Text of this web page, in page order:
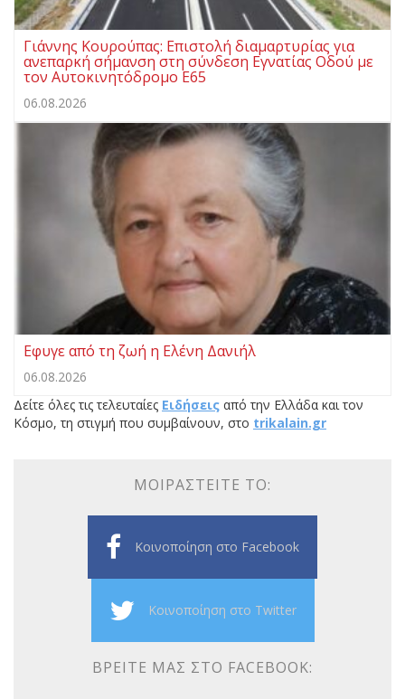
Γιάννης Κουρούπας: Επιστολή διαμαρτυρίας για
ανεπαρκή σήμανση στη σύνδεση Εγνατίας Οδού με
τον Αυτοκινητόδρομο Ε65
06.08.2026
Εφυγε από τη ζωή η Ελένη Δανιήλ
06.08.2026
Δείτε όλες τις τελευταίες Ειδήσεις από την Ελλάδα και τον
Κόσμο, τη στιγμή που συμβαίνουν, στο trikalain.gr
ΜΟΙΡΑΣΤΕΊΤΕ ΤΟ:
Κοινοποίηση στο Facebook
Κοινοποίηση στο Twitter
ΒΡΕΊΤΕ ΜΑΣ ΣΤΟ FACEBOOK: